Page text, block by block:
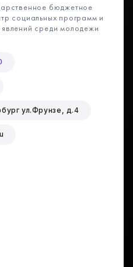
бюджетное
социальных программ и
среди молодежи
ул.Фрунзе, д.4